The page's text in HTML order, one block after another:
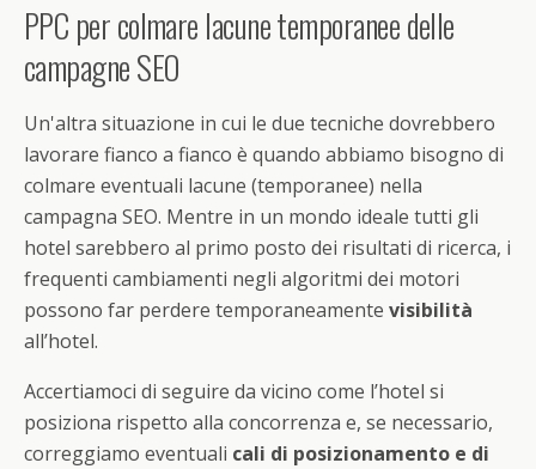
PPC per colmare lacune temporanee delle
campagne SEO
Un'altra situazione in cui le due tecniche dovrebbero
lavorare fianco a fianco è quando abbiamo bisogno di
colmare eventuali lacune (temporanee) nella
campagna SEO. Mentre in un mondo ideale tutti gli
hotel sarebbero al primo posto dei risultati di ricerca, i
frequenti cambiamenti negli algoritmi dei motori
possono far perdere temporaneamente visibilità
all’hotel.
Accertiamoci di seguire da vicino come l’hotel si
posiziona rispetto alla concorrenza e, se necessario,
correggiamo eventuali cali di posizionamento e di